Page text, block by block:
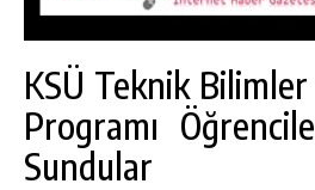
KSÜ Teknik
Programı
Sundular